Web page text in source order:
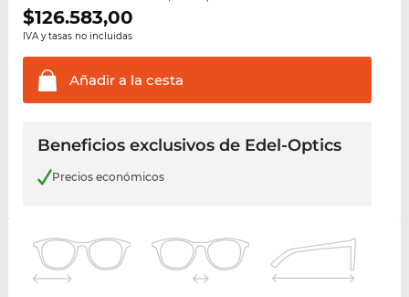
$126.583,00
IVA y tasas no incluidas
Añadir a la cesta
Beneficios exclusivos de Edel-Optics
Precios económicos